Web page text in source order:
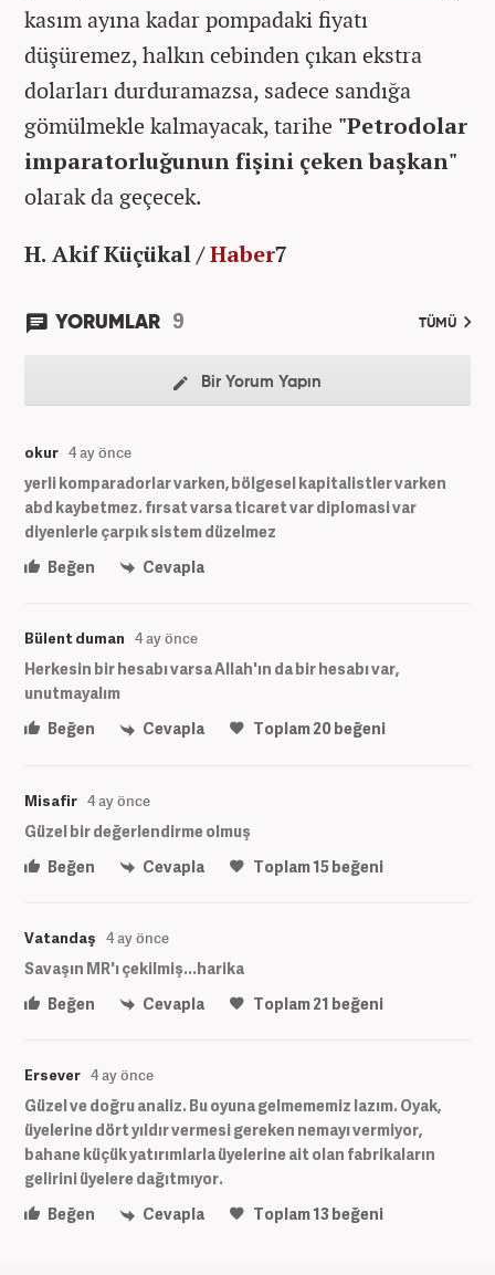
kasım ayına kadar pompadaki fiyatı
düşüremez, halkın cebinden çıkan ekstra
dolarları durduramazsa, sadece sandığa
gömülmekle kalmayacak, tarihe "Petrodolar
imparatorluğunun fişini çeken başkan"
olarak da geçecek.
H. Akif Küçükal /Haber7
YORUMLAR 9 TÜMÜ
Bir Yorum Yapın
okur 4 ay önce
yerli komparadorlar varken, bölgesel kapitalistler varken
abd kaybetmez. fırsat varsa ticaret var diplomasi var
diyenlerle çarpık sistem düzelmez
Beğen
Cevapla
Bülent duman 4 ay önce
Herkesin bir hesabı varsa Allah'ın da bir hesabı var,
unutmayalım
Beğen
Cevapla Toplam20beğeni
Misafir 4 ay önce
Güzel bir değerlendirme olmuş
Beğen
Cevapla Toplam15beğeni
Vatandaş 4 ay önce
Savaşın MR'ı çekilmiş...harika
Beğen
Cevapla Toplam21 beğeni
Ersever 4 ay önce
Güzel ve doğru analiz. Bu oyuna gelmememiz lazım. Oyak,
üyelerine dört yıldır vermesi gereken nemayı vermiyor,
bahane küçük yatırımlarla üyelerine ait olan fabrikaların
gelirini üyelere dağıtmıyor.
Beğen
Cevapla Toplam13beğeni